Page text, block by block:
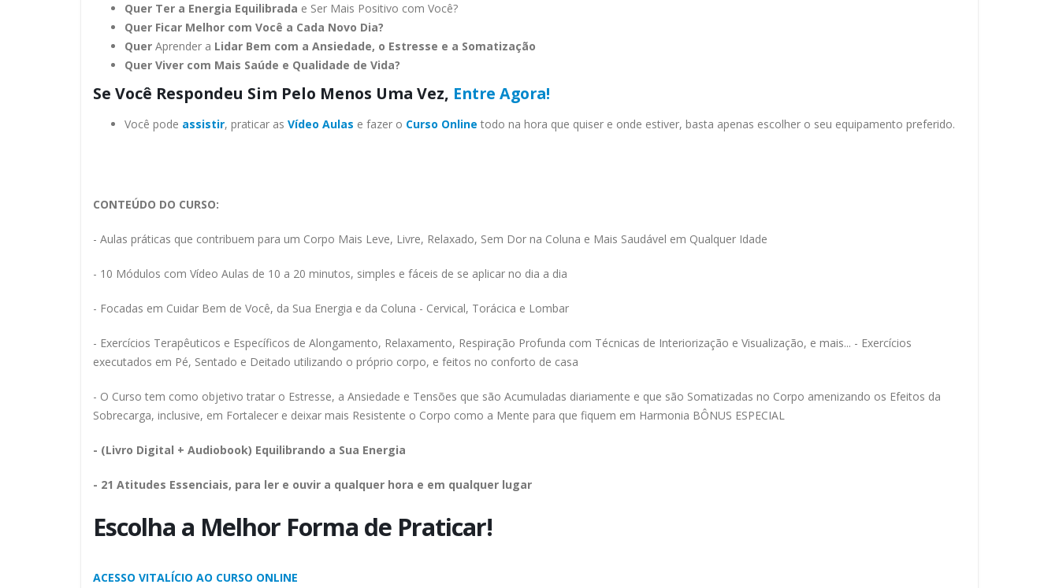
Quer Ter a Energia Equilibrada e Ser Mais Positivo com Você?
Quer Ficar Melhor com Você a Cada Novo Dia?
Quer Aprender a Lidar Bem com a Ansiedade, o Estresse e a Somatização
Quer Viver com Mais Saúde e Qualidade de Vida?
Se Você Respondeu Sim Pelo Menos Uma Vez, Entre Agora!
Você pode assistir, praticar as Vídeo Aulas e fazer o Curso Online todo na hora que quiser e onde estiver, basta apenas escolher o seu equipamento preferido.
CONTEÚDO DO CURSO:
- Aulas práticas que contribuem para um Corpo Mais Leve, Livre, Relaxado, Sem Dor na Coluna e Mais Saudável em Qualquer Idade
- 10 Módulos com Vídeo Aulas de 10 a 20 minutos, simples e fáceis de se aplicar no dia a dia
- Focadas em Cuidar Bem de Você, da Sua Energia e da Coluna - Cervical, Torácica e Lombar
- Exercícios Terapêuticos e Específicos de Alongamento, Relaxamento, Respiração Profunda com Técnicas de Interiorização e Visualização, e mais... - Exercícios
executados em Pé, Sentado e Deitado utilizando o próprio corpo, e feitos no conforto de casa
- O Curso tem como objetivo tratar o Estresse, a Ansiedade e Tensões que são Acumuladas diariamente e que são Somatizadas no Corpo amenizando os Efeitos da
Sobrecarga, inclusive, em Fortalecer e deixar mais Resistente o Corpo como a Mente para que fiquem em Harmonia BÔNUS ESPECIAL
- (Livro Digital + Audiobook) Equilibrando a Sua Energia
- 21 Atitudes Essenciais, para ler e ouvir a qualquer hora e em qualquer lugar
Escolha a Melhor Forma de Praticar!
ACESSO VITALÍCIO AO CURSO ONLINE